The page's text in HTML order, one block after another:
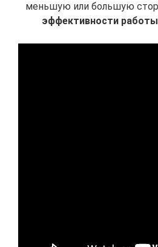
меньшую или большую
эффективности работы